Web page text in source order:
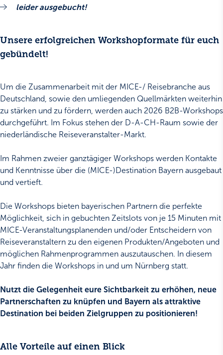
leider ausgebucht!
Unsere erfolgreichen Workshopformate für euch
gebündelt!
Um die Zusammenarbeit mit der MICE-/ Reisebranche aus
Deutschland, sowie den umliegenden Quellmärkten weiterhin
zu stärken und zu fördern, werden auch 2026 B2B-Workshops
durchgeführt. Im Fokus stehen der D-A-CH-Raum sowie der
niederländische Reiseveranstalter-Markt.
Im Rahmen zweier ganztägiger Workshops werden Kontakte
und Kenntnisse über die (MICE-)Destination Bayern ausgebaut
und vertieft.
Die Workshops bieten bayerischen Partnern die perfekte
Möglichkeit, sich in gebuchten Zeitslots von je 15 Minuten mit
MICE-Veranstaltungsplanenden und/oder Entscheidern von
Reiseveranstaltern zu den eigenen Produkten/Angeboten und
möglichen Rahmenprogrammen auszutauschen. In diesem
Jahr finden die Workshops in und um Nürnberg statt.
Nutzt die Gelegenheit eure Sichtbarkeit zu erhöhen, neue
Partnerschaften zu knüpfen und Bayern als attraktive
Destination bei beiden Zielgruppen zu positionieren!
Alle Vorteile auf einen Blick